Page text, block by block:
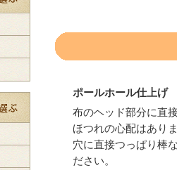
ポールホール仕上げ
布のヘッド部分に直
ほつれの心配はあり
穴に直接つっぱり棒
ださい。